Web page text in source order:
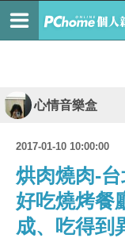
心情音樂盒
2017-01-10 10:00:00
烘肉燒肉-
好吃燒烤餐
成、吃得到